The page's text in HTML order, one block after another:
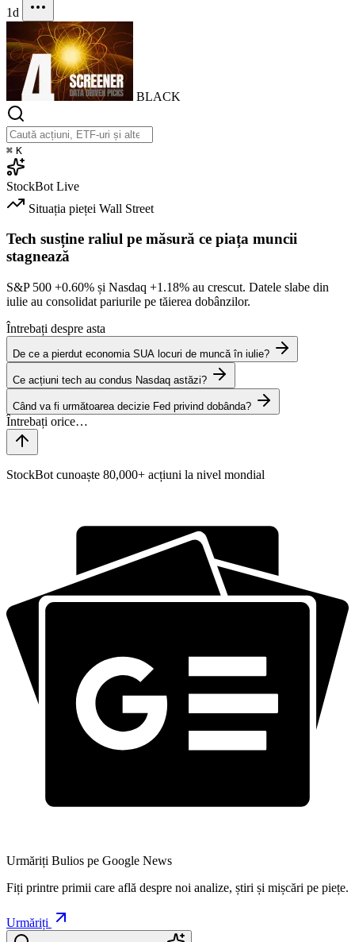
1d
BLACK
⌘ K
StockBot Live
Situația pieței Wall Street
Tech susține raliul pe măsură ce piața muncii
stagnează
S&P 500 +0.60% și Nasdaq +1.18% au crescut. Datele slabe din
iulie au consolidat pariurile pe tăierea dobânzilor.
Întrebați despre asta
De ce a pierdut economia SUA locuri de muncă în iulie?
Ce acțiuni tech au condus Nasdaq astăzi?
Când va fi următoarea decizie Fed privind dobânda?
StockBot cunoaște 80,000+ acțiuni la nivel mondial
Urmăriți Bulios pe Google News
Fiți printre primii care află despre noi analize, știri și mișcări pe piețe.
Urmăriți